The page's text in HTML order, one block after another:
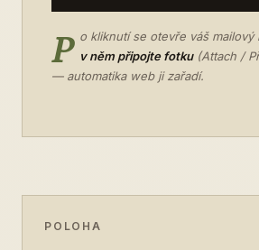
P o kliknutí se otevře váš mailový
v něm připojte fotku(Attach /
— automatika web ji zařadí.
POLOHA